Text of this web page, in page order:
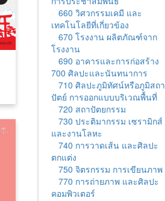
660 วิศวกรรมเคมี และ
เทคโนโลยีที่เกี่ยวข้อง
670 โรงงาน ผลิตภัณฑ์จาก
โรงงาน
690 อาคารและการก่อสร้าง
700 ศิลปะและนันทนาการ
710 ศิลปะภูมิทัศน์หรือภูมิสถา
ปัตย์ การออกแบบบริเวณพื้นที่
720 สถาปัตยกรรม
730 ประติมากรรม เซรามิกส์
และงานโลหะ
740 การวาดเส้น และศิลปะ
ตกแต่ง
750 จิตรกรรม การเขียนภาพ
770 การถ่ายภาพ และศิลปะ
คอมพิวเตอร์